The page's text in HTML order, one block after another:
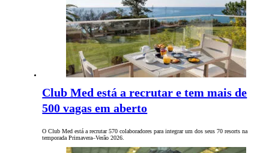
Club Med está a recrutar e tem mais de
500 vagas em aberto
O Club Med está a recrutar 570 colaboradores para integrar um dos seus 70 resorts na
temporada Primavera–Verão 2026.